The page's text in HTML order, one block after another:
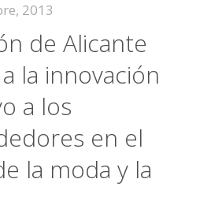
2013
de Alicante
la innovación
a los
en el
la moda y la